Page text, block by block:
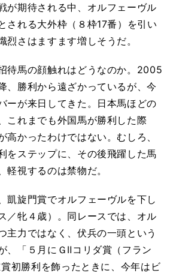
が期待される中、オルフェーヴル
される大外枠（８枠17番）を引い
烈さはますます増しそうだ。
待馬の顔触れはどうなのか。2005
、勝利から遠ざかっているが、今
ーが来日してきた。日本馬ほどの
これまでも外国馬が勝利した際
高かったわけではない。むしろ、
をステップに、その後飛躍した馬
軽視するのは禁物だ。
凱旋門賞でオルフェーヴルを下し
／牝４歳）。同レースでは、オル
主力ではなく、伏兵の一頭という
、「５月にＧⅡコリダ賞（フラン
初勝利を飾ったときに、今年はビ